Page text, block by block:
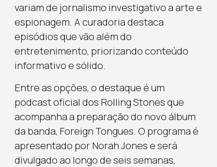
variam de jornalismo investigativo a arte e
espionagem. A curadoria destaca
episódios que vão além do
entretenimento, priorizando conteúdo
informativo e sólido.
Entre as opções, o destaque é um
podcast oficial dos Rolling Stones que
acompanha a preparação do novo álbum
da banda, Foreign Tongues. O programa é
apresentado por Norah Jones e será
divulgado ao longo de seis semanas,